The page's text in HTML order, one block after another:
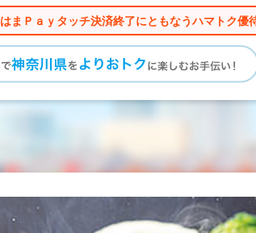
はまＰａｙタッチ決済終了にともなうハマトク優